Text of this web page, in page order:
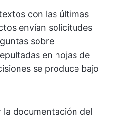
con las últimas
envían solicitudes
sobre
en hojas de
se produce bajo
la documentación del